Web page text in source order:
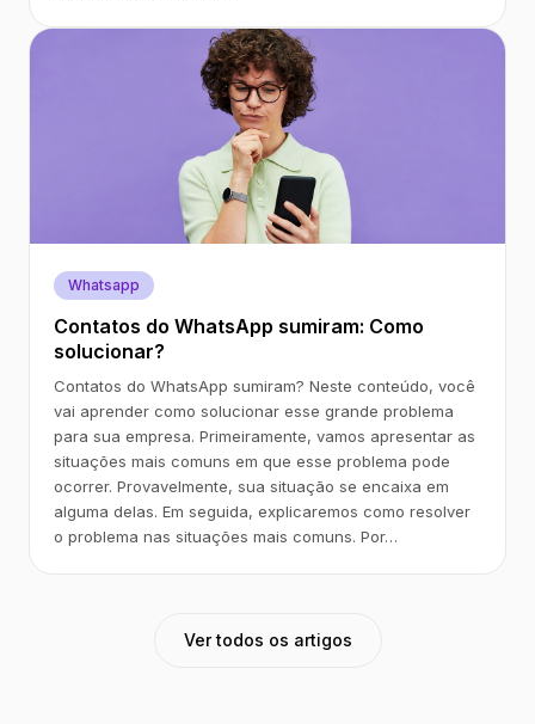
Whatsapp
Contatos do WhatsApp sumiram: Como
solucionar?
Contatos do WhatsApp sumiram? Neste conteúdo, você
vai aprender como solucionar esse grande problema
para sua empresa. Primeiramente, vamos apresentar as
situações mais comuns em que esse problema pode
ocorrer. Provavelmente, sua situação se encaixa em
alguma delas. Em seguida, explicaremos como resolver
o problema nas situações mais comuns. Por…
Ver todos os artigos